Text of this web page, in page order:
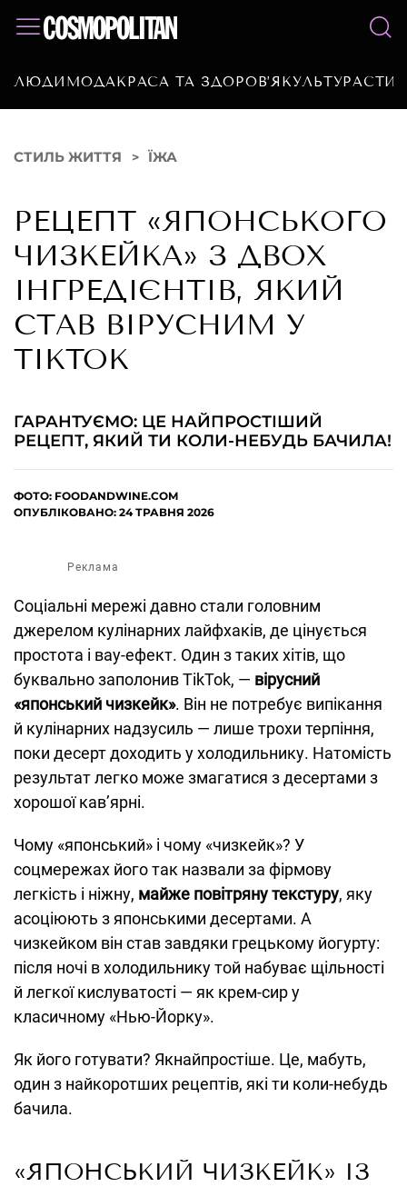
ЛЮДИ МОДАКРАСА ТА ЗДОРОВ’Я КУЛЬТУРА
СТИЛЬ ЖИТТЯ ЇЖА
РЕЦЕПТ «ЯПОНСЬКОГО
ЧИЗКЕЙКА» З ДВОХ
ІНГРЕДІЄНТІВ, ЯКИЙ
СТАВ ВІРУСНИМ У
TIKTOK
ГАРАНТУЄМО: ЦЕ НАЙПРОСТІШИЙ
РЕЦЕПТ, ЯКИЙ ТИ КОЛИ-НЕБУДЬ БАЧИЛА!
ФОТО: FOODANDWINE.COM
ОПУБЛІКОВАНО: 24 ТРАВНЯ 2026
Реклама
Соціальні мережі давно стали головним
джерелом кулінарних лайфхаків, де цінується
простота і вау-ефект. Один з таких хітів, що
буквально заполонив TikTok, — вірусний
«японський чизкейк». Він не потребує випікання
й кулінарних надзусиль — лише трохи терпіння,
поки десерт доходить у холодильнику. Натомість
результат легко може змагатися з десертами з
хорошої кав’ярні.
Чому «японський» і чому «чизкейк»? У
соцмережах його так назвали за фірмову
легкість і ніжну, майже повітряну текстуру, яку
асоціюють з японськими десертами. А
чизкейком він став завдяки грецькому йогурту:
після ночі в холодильнику той набуває щільності
й легкої кислуватості — як крем-сир у
класичному «Нью-Йорку».
Як його готувати? Якнайпростіше. Це, мабуть,
один з найкоротших рецептів, які ти коли-небудь
бачила.
«ЯПОНСЬКИЙ ЧИЗКЕЙК» ІЗ